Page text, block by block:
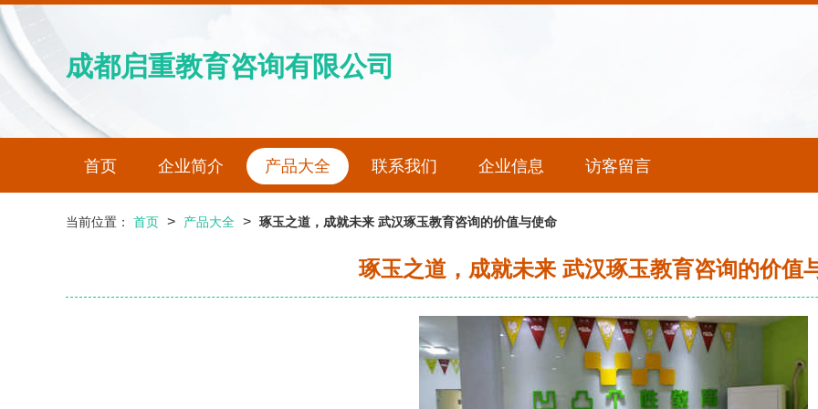
成都启重教育咨询有限公司
首页 企业简介 产品大全 联系我们 企业信息 访客留言
当前位置： 首页 > 产品大全 > 琢玉之道，成就未来 武汉琢玉教育咨询的价值与使命
琢玉之道，成就未来 武汉琢玉教育咨询的价值